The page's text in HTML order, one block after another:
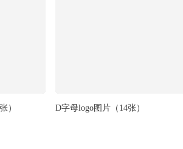
） D字母logo图片 （14张）